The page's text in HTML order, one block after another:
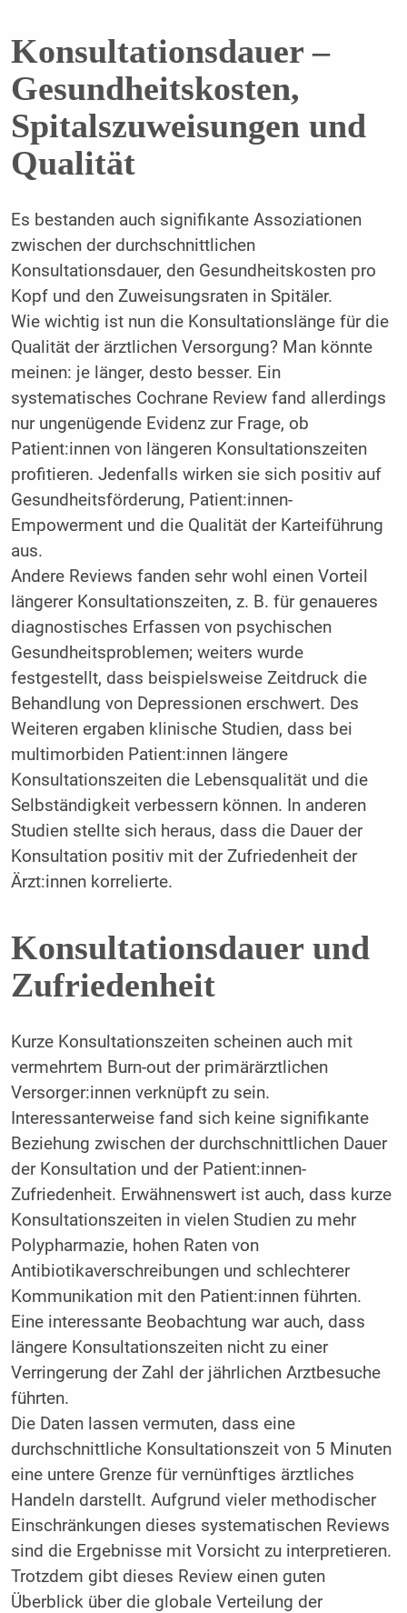
Konsultationsdauer –
Gesundheitskosten,
Spitalszuweisungen und
Qualität
Es bestanden auch signifikante Assoziationen
zwischen der durchschnittlichen
Konsultationsdauer, den Gesundheitskosten pro
Kopf und den Zuweisungsraten in Spitäler.
Wie wichtig ist nun die Konsultationslänge für die
Qualität der ärztlichen Versorgung? Man könnte
meinen: je länger, desto besser. Ein
systematisches Cochrane Review fand allerdings
nur ungenügende Evidenz zur Frage, ob
Patient:innen von längeren Konsultationszeiten
profitieren. Jedenfalls wirken sie sich positiv auf
Gesundheitsförderung, Patient:innen-
Empowerment und die Qualität der Karteiführung
aus.
Andere Reviews fanden sehr wohl einen Vorteil
längerer Konsultationszeiten, z. B. für genaueres
diagnostisches Erfassen von psychischen
Gesundheitsproblemen; weiters wurde
festgestellt, dass beispielsweise Zeitdruck die
Behandlung von Depressionen erschwert. Des
Weiteren ergaben klinische Studien, dass bei
multimorbiden Patient:innen längere
Konsultationszeiten die Lebensqualität und die
Selbständigkeit verbessern können. In anderen
Studien stellte sich heraus, dass die Dauer der
Konsultation positiv mit der Zufriedenheit der
Ärzt:innen korrelierte.
Konsultationsdauer und
Zufriedenheit
Kurze Konsultationszeiten scheinen auch mit
vermehrtem Burn-out der primärärztlichen
Versorger:innen verknüpft zu sein.
Interessanterweise fand sich keine signifikante
Beziehung zwischen der durchschnittlichen Dauer
der Konsultation und der Patient:innen-
Zufriedenheit. Erwähnenswert ist auch, dass kurze
Konsultationszeiten in vielen Studien zu mehr
Polypharmazie, hohen Raten von
Antibiotikaverschreibungen und schlechterer
Kommunikation mit den Patient:innen führten.
Eine interessante Beobachtung war auch, dass
längere Konsultationszeiten nicht zu einer
Verringerung der Zahl der jährlichen Arztbesuche
führten.
Die Daten lassen vermuten, dass eine
durchschnittliche Konsultationszeit von 5 Minuten
eine untere Grenze für vernünftiges ärztliches
Handeln darstellt. Aufgrund vieler methodischer
Einschränkungen dieses systematischen Reviews
sind die Ergebnisse mit Vorsicht zu interpretieren.
Trotzdem gibt dieses Review einen guten
Überblick über die globale Verteilung der